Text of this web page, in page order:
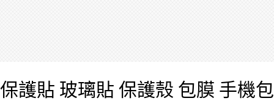
保護貼 玻璃貼 保護殼 包膜 手機包